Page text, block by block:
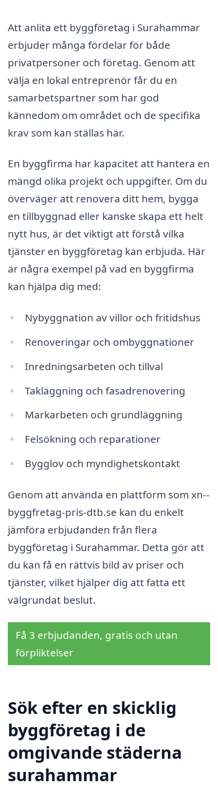
Att anlita ett byggföretag i Surahammar
erbjuder många fördelar för både
privatpersoner och företag. Genom att
välja en lokal entreprenör får du en
samarbetspartner som har god
kännedom om området och de specifika
krav som kan ställas här.
En byggfirma har kapacitet att hantera en
mängd olika projekt och uppgifter. Om du
överväger att renovera ditt hem, bygga
en tillbyggnad eller kanske skapa ett helt
nytt hus, är det viktigt att förstå vilka
tjänster en byggföretag kan erbjuda. Här
är några exempel på vad en byggfirma
kan hjälpa dig med:
Nybyggnation av villor och fritidshus
Renoveringar och ombyggnationer
Inredningsarbeten och tillval
Takläggning och fasadrenovering
Markarbeten och grundläggning
Felsökning och reparationer
Bygglov och myndighetskontakt
Genom att använda en plattform som xn--
byggfretag-pris-dtb.se kan du enkelt
jämföra erbjudanden från flera
byggföretag i Surahammar. Detta gör att
du kan få en rättvis bild av priser och
tjänster, vilket hjälper dig att fatta ett
välgrundat beslut.
Få 3 erbjudanden, gratis och utan
förpliktelser
Sök efter en skicklig
byggföretag i de
omgivande städerna
surahammar